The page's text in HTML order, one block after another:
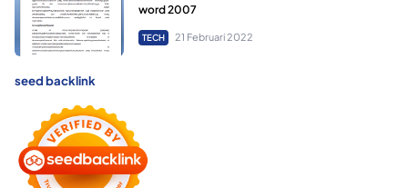
word 2007
TECH 21 Februari 2022
seed backlink